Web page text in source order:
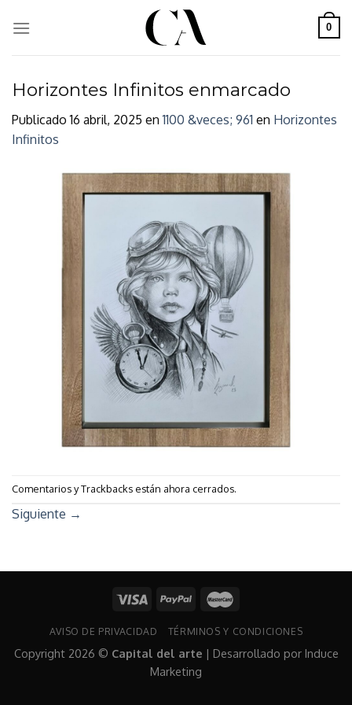
0
Horizontes Infinitos enmarcado
Publicado16 abril, 2025 en1100 &veces; 961 en Horizontes
Infinitos
Comentarios y Trackbacks están ahora cerrados.
Siguiente →
AVISO DE PRIVACIDAD TÉRMINOS Y CONDICIONES
Copyright 2026 © Capital del arte | Desarrollado por Induce
Marketing